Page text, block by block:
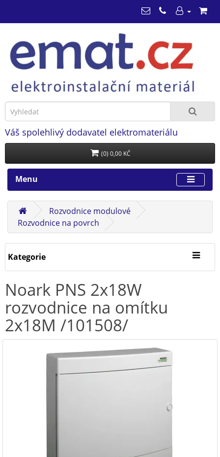
Váš spolehlivý dodavatel elektromateriálu
(0) 0,00 KČ
Menu
Rozvodnice modulové
Rozvodnice na povrch
Kategorie
Noark PNS 2x18W
rozvodnice na omítku
2x18M /101508/